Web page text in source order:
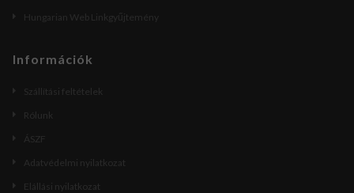
Hungarian Web Linkgyűjtemény
Információk
Szállítási feltételek
Rólunk
ÁSZF
Adatvédelmi nyilatkozat
Elállási nyilatkozat